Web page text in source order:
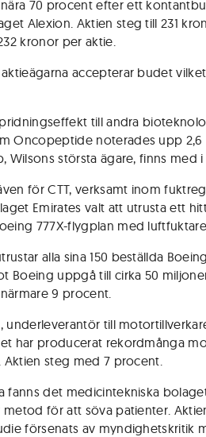
70 procent efter ett
Alexion. Aktien steg till 231
kronor per aktie.
aktieägarna accepterar budet
till andra
Oncopeptide noterades upp
Wilsons största ägare, finns med i
för CTT, verksamt inom
Emirates valt att utrusta ett
777X-flygplan med
alla sina 150 beställda
Boeing uppgå till cirka 50
9 procent.
underleverantör till
har producerat rekordmånga
Aktien steg med 7 procent.
fanns det medicintekniska
metod för att söva patienter.
försenats av myndighetskritik